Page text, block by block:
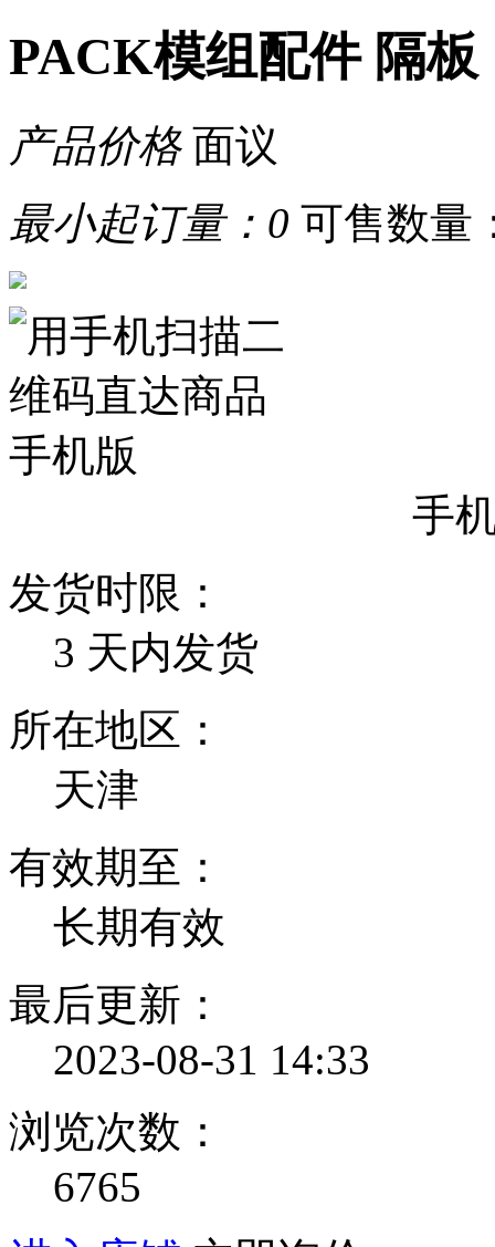
PACK模组配件 隔板
产品价格 面议
最小起订量： 0 可售数量
手
发货时限：
3 天内发货
所在地区：
天津
有效期至：
长期有效
最后更新：
2023-08-31 14:33
浏览次数：
6765